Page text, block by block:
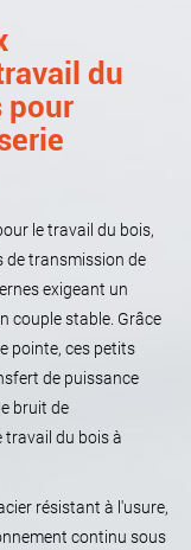
du
pour
le travail du bois,
de transmission de
exigeant un
couple stable. Grâce
pointe, ces petits
de puissance
bruit de
travail du bois à
résistant à l'usure,
continu sous